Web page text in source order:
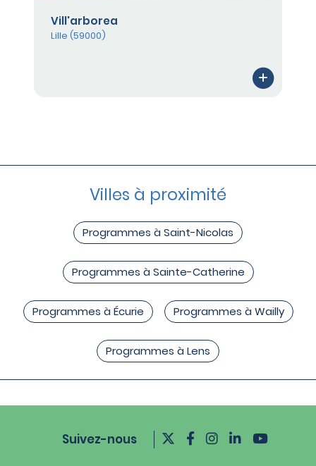
Vill'arborea
Lille (59000)
Villes à proximité
Programmes à Saint-Nicolas
Programmes à Sainte-Catherine
Programmes à Écurie Programmes à Wailly
Programmes à Lens
Suivez-nous